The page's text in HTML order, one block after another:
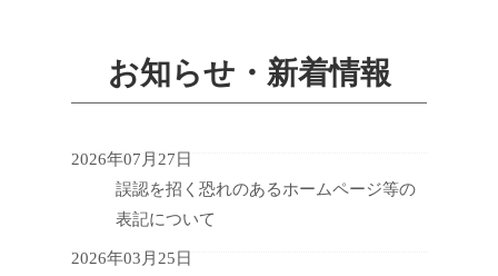
お知らせ・新着情報
2026年07月27日
誤認を招く恐れのあるホームページ等の
表記について
2026年03月25日